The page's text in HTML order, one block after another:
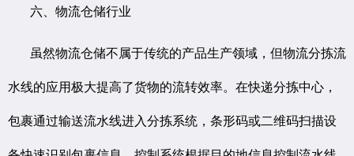
六、物流仓储行业
虽然物流仓储不属于传统的产品生产领域，但物流分拣流
水线的应用极大提高了货物的流转效率。在快递分拣中心，
包裹通过输送流水线进入分拣系统，条形码或二维码扫描设